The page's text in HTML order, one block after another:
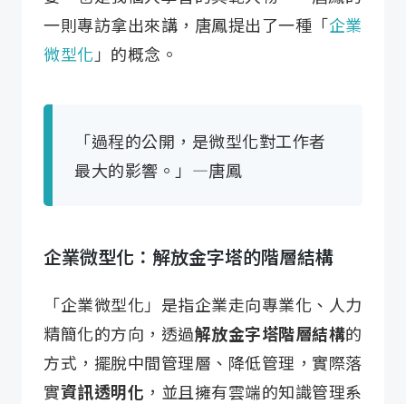
一則專訪拿出來講，唐鳳提出了一種「企業
微型化 」的概念。
「過程的公開，是微型化對工作者
最大的影響。」—唐鳳
企業微型化：解放金字塔的階層結構
「企業微型化」是指企業走向專業化、人力
精簡化的方向，透過解放金字塔階層結構的
方式，擺脫中間管理層、降低管理，實際落
實資訊透明化 ，並且擁有雲端的知識管理系